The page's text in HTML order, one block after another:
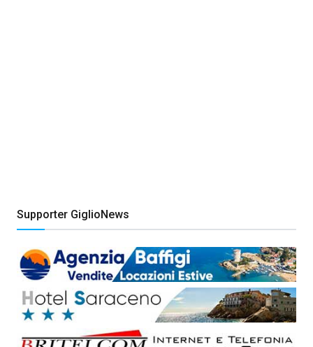
Supporter GiglioNews